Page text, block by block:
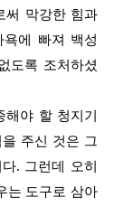
써 막강한 힘과
욕에 빠져 백성
도록 조처하셨
야 할 청지기
주신 것은 그
. 그런데 오히
는 도구로 삼아